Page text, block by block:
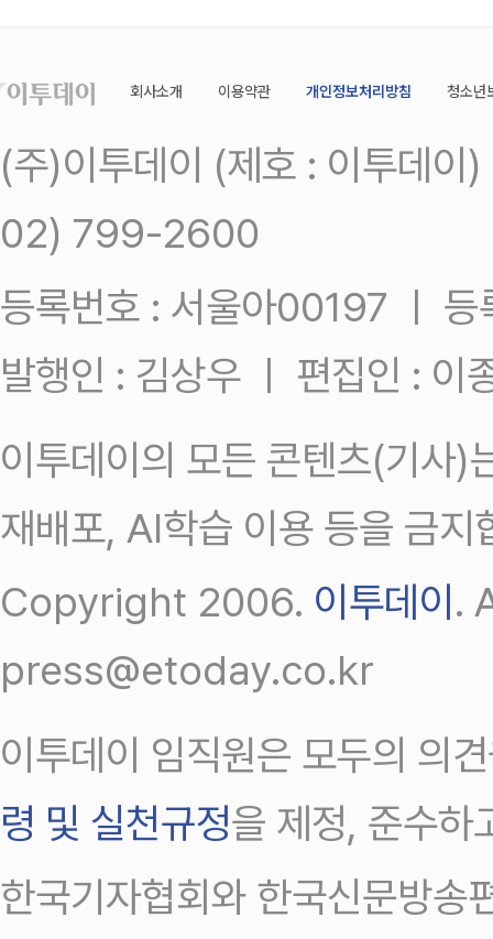
회사소개 이용약관 개인정보처리방침 청소년
(주)이투데이 (제호 : 이투데
02) 799-2600
등록번호 : 서울아00197 ㅣ
발행인 : 김상우 ㅣ 편집인 : 이
이투데이의 모든 콘텐츠(기사)
재배포, AI학습 이용 등을 금지
Copyright 2006. 이투데이.
press@etoday.co.kr
이투데이 임직원은 모두의 의
령 및 실천규정을 제정, 준수하
한국기자협회와 한국신문방송